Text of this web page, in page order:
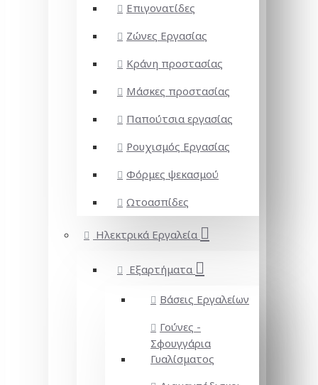
Επιγονατίδες
Ζώνες Εργασίας
Κράνη προστασίας
Μάσκες προστασίας
Παπούτσια εργασίας
Ρουχισμός Εργασίας
Φόρμες ψεκασμού
Ωτοασπίδες
Ηλεκτρικά Εργαλεία
Εξαρτήματα
Βάσεις Εργαλείων
Γούνες -
Σφουγγάρια
Γυαλίσματος